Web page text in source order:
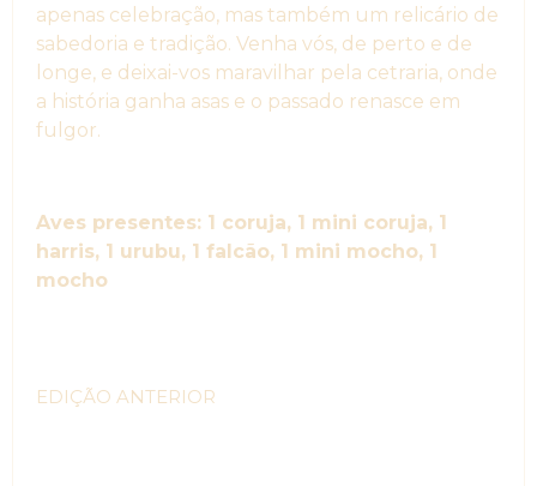
apenas celebração, mas também um relicário de
sabedoria e tradição. Venha vós, de perto e de
longe, e deixai-vos maravilhar pela cetraria, onde
a história ganha asas e o passado renasce em
fulgor.
Aves presentes: 1 coruja, 1 mini coruja, 1
harris, 1 urubu, 1 falcão, 1 mini mocho, 1
mocho
EDIÇÃO ANTERIOR